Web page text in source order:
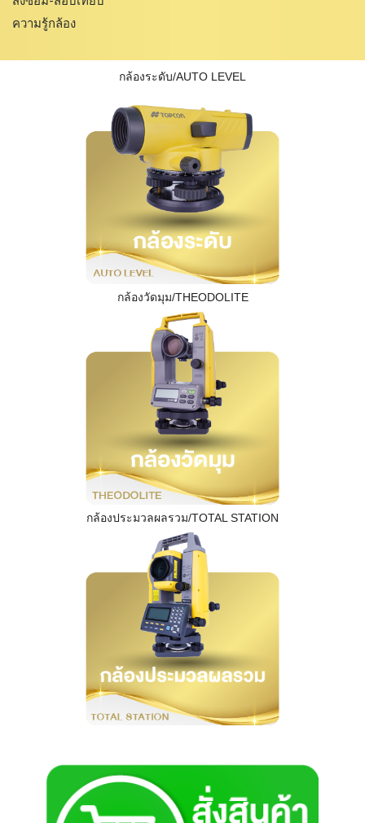
ความรู้กล้อง
กล้องระดับ/AUTO LEVEL
กล้องวัดมุม/THEODOLITE
กล้องประมวลผลรวม/TOTAL STATION